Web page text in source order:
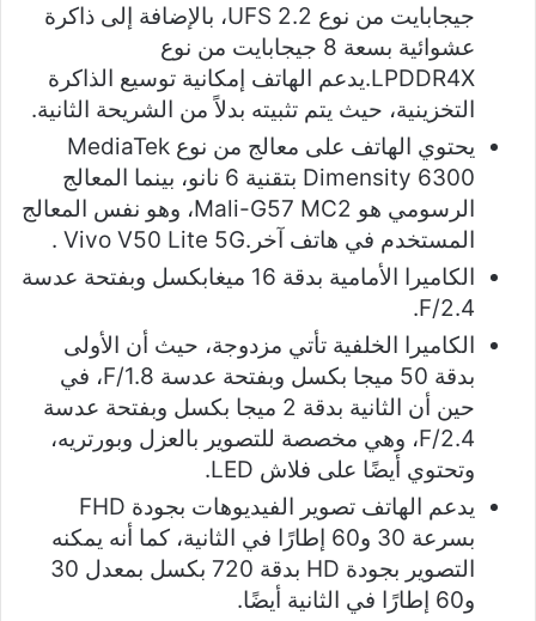
جيجابايت من نوع UFS 2.2، بالإضافة إلى ذاكرة
عشوائية بسعة 8 جيجابايت من نوع
LPDDR4X.يدعم الهاتف إمكانية توسيع الذاكرة
التخزينية، حيث يتم تثبيته بدلاً من الشريحة الثانية.
يحتوي الهاتف على معالج من نوع MediaTek
Dimensity 6300 بتقنية 6 نانو، بينما المعالج
الرسومي هو Mali-G57 MC2، وهو نفس المعالج
المستخدم في هاتف آخر.Vivo V50 Lite 5G .
الكاميرا الأمامية بدقة 16 ميغابكسل وبفتحة عدسة
F/2.4.
الكاميرا الخلفية تأتي مزدوجة، حيث أن الأولى
بدقة 50 ميجا بكسل وبفتحة عدسة F/1.8، في
حين أن الثانية بدقة 2 ميجا بكسل وبفتحة عدسة
F/2.4، وهي مخصصة للتصوير بالعزل وبورتريه،
وتحتوي أيضًا على فلاش LED.
يدعم الهاتف تصوير الفيديوهات بجودة FHD
بسرعة 30 و60 إطارًا في الثانية، كما أنه يمكنه
التصوير بجودة HD بدقة 720 بكسل بمعدل 30
و60 إطارًا في الثانية أيضًا.